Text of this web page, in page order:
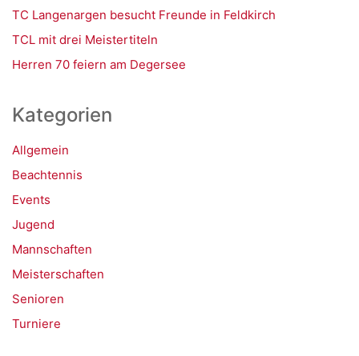
TC Langenargen besucht Freunde in Feldkirch
TCL mit drei Meistertiteln
Herren 70 feiern am Degersee
Kategorien
Allgemein
Beachtennis
Events
Jugend
Mannschaften
Meisterschaften
Senioren
Turniere